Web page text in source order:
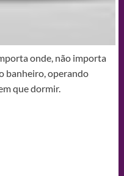
onde, não importa
banheiro, operando
que dormir.